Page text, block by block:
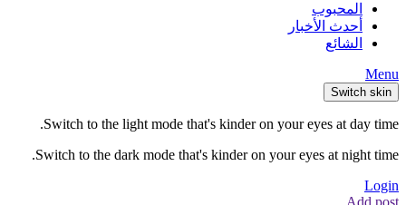
المحبوب
أحدث الأخبار
الشائع
Menu
Switch skin
Switch to the light mode that's kinder on your eyes at day time.
Switch to the dark mode that's kinder on your eyes at night time.
Login
Add post